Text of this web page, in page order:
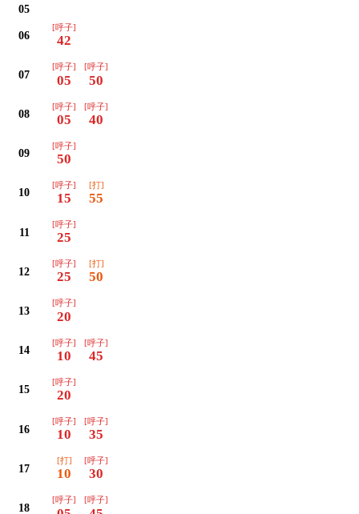
05
06
[呼子]
42
07
[呼子]
05
[呼子]
50
08
[呼子]
05
[呼子]
40
09
[呼子]
50
10
[呼子]
15
[打]
55
11
[呼子]
25
12
[呼子]
25
[打]
50
13
[呼子]
20
14
[呼子]
10
[呼子]
45
15
[呼子]
20
16
[呼子]
10
[呼子]
35
17
[打]
10
[呼子]
30
18
[呼子] [呼子]